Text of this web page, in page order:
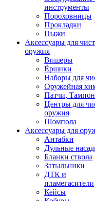
инструменты
Пороховницы
Прокладки
Пыжи
Аксессуары для
оружия
Вишеры
Ёршики
Наборы для
Оружейная
Патчи,
Центры для
оружия
Шомпола
Аксессуары для
Антабки
Дульные
Бланки ствола
Затыльники
ДТК и
пламегасители
Кейсы